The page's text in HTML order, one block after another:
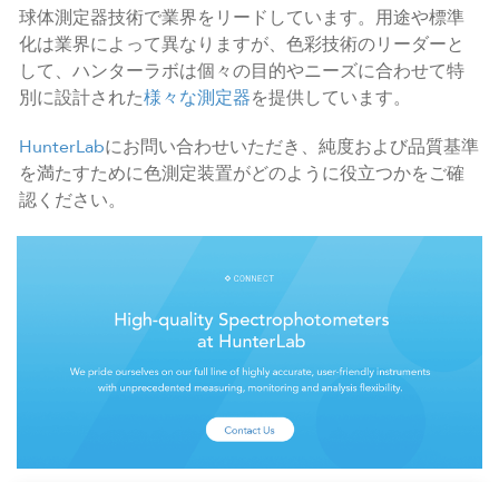
球体測定器技術で業界をリードしています。用途や標準
化は業界によって異なりますが、色彩技術のリーダーと
して、ハンターラボは個々の目的やニーズに合わせて特
別に設計された様々な測定器を提供しています。
HunterLabにお問い合わせいただき、純度および品質基準
を満たすために色測定装置がどのように役立つかをご確
認ください。